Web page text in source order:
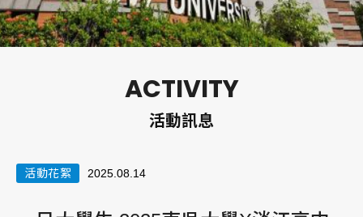
ACTIVITY
活動訊息
活動花絮 2025.08.14